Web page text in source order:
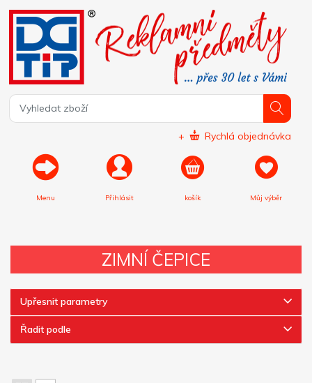
+ Rychlá objednávka
Menu Přihlásit košík Můj výběr
ZIMNÍ ČEPICE
Upřesnit parametry
Řadit podle